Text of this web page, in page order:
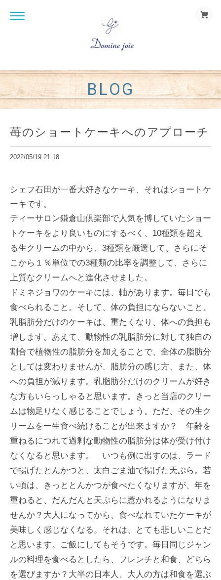
BLOG
苺のショートケーキへのアプローチ
2022/05/19 21:18
シェフ石田が一番大好きなケーキ、それはショートケ
ーキです。
ティーサロン鎌倉山倶楽部で人気を博していたショー
トケーキをより良いものにするべく、10種類を超え
る生クリームの中から、3種類を厳選して、さらにそ
こから１％単位での3種類の比率を調整して、さらに
上質なクリームへと進化させました。
ドミネジョワのケーキには、軸があります。毎日でも
食べられること。そして、体の負担にならないこと。
乳脂肪分だけのケーキは、重たくなり、体への負担も
増します。あえて、動物性の乳脂肪分に対して独自の
割合で植物性の脂肪分を加えることで、全体の脂肪分
としては変わりませんが、脂肪分の感じ方、また、体
への負担が減ります。乳脂肪分だけのクリームが好き
な方もいらっしゃると思います。きっと当店のクリー
ムは物足りなく感じることでしょう。ただ、その生ク
リームを一生食べ続けることが出来ますか？ 年齢を
重ねるにつれて過剰な動物性の脂肪分は体が受け付け
なくなると思います。 いつも例に出すのは、ラード
で揚げたとんかつと、太白ごま油で揚げた天ぷら。若
い頃は、きっととんかつが食べたくなりますが、年を
重ねると、だんだんと天ぷらに惹かれるようになりま
せんか？大人になってから、食べなれていたケーキが
美味しく感じなくなる。それは、とても悲しいことだ
と思います。ご飯にしてもそうです。毎日同じジャン
ルの料理を食べるとしたら、フレンチと和食、どちら
を選びますか？大半の日本人、大人の方は和食を選ぶ